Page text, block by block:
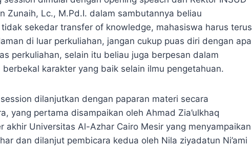
Zunaih, Lc., M.Pd.I. dalam sambutannya beliau
sekedar transfer of knowledge, mahasiswa harus terus
di luar perkuliahan, jangan cukup puas diri dengan apa
perkuliahan, selain itu beliau juga berpesan dalam
karakter yang baik selain ilmu pengetahuan.
dilanjutkan dengan paparan materi secara
yang pertama disampaikan oleh Ahmad Zia’ulkhaq
akhir Universitas Al-Azhar Cairo Mesir yang menyampaikan
dan dilanjut pembicara kedua oleh Nila ziyadatun Ni’ami